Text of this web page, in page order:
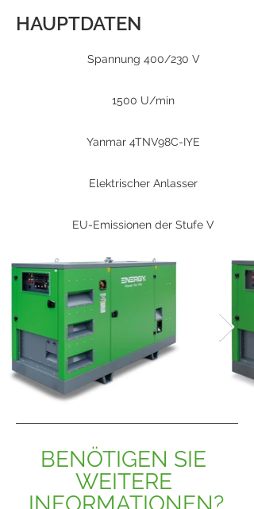
HAUPTDATEN
Spannung 400/230 V
1500 U/min
Yanmar 4TNV98C-IYE
Elektrischer Anlasser
EU-Emissionen der Stufe V
BENÖTIGEN SIE
WEITERE